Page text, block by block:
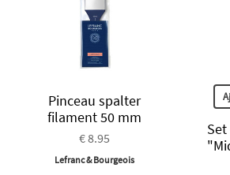
Pinceau spalter
filament 50 mm
€ 8.95
Lefranc & Bourgeois